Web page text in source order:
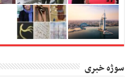
سوژه خبری